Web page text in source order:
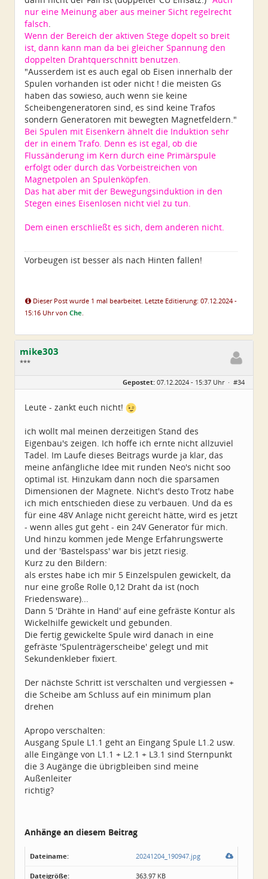
nur eine Meinung aber aus meiner Sicht regelrecht
falsch
Wenn der Bereich der aktiven Stege dopelt so breit
ist, dann kann man da bei gleicher Spannung den
doppelten Drahtquerschnitt benutzen.
"Ausserdem ist es auch egal ob Eisen innerhalb der
Spulen vorhanden ist oder nicht ! die meisten Gs
haben das sowieso, auch wenn sie keine
Scheibengeneratoren sind, es sind keine Trafos
sondern Generatoren mit bewegten Magnetfeldern."
Bei Spulen mit Eisenkern ähnelt die Induktion sehr
der in einem Trafo. Denn es ist egal, ob die
Flussänderung im Kern durch eine Primärspule
erfolgt oder durch das Vorbeistreichen von
Magnetpolen an Spulenköpfen.
Das hat aber mit der Bewegungsinduktion in den
Stegen eines Eisenlosen nicht viel zu tun.
Dem einen erschließt es sich, dem anderen nicht.
Vorbeugen ist besser als nach Hinten fallen!
Dieser Post wurde 1 mal bearbeitet. Letzte Editierung: 07.12.2024 -
15:16 Uhr von Che
mike303
***
Alter:
47
Dabei seit:
11 / 2024
Gepostet: 07.12.2024 - 15:37 Uhr · #34
Leute - zankt euch nicht!
ich wollt mal meinen derzeitigen Stand des
Eigenbau's zeigen. Ich hoffe ich ernte nicht allzuviel
Tadel. Im Laufe dieses Beitrags wurde ja klar, das
meine anfängliche Idee mit runden Neo's nicht soo
optimal ist. Hinzukam dann noch die sparsamen
Dimensionen der Magnete. Nicht's desto Trotz habe
ich mich entschieden diese zu verbauen. Und da es
für eine 48V Anlage nicht gereicht hätte, wird es jetzt
- wenn alles gut geht - ein 24V Generator für mich.
Und hinzu kommen jede Menge Erfahrungswerte
und der 'Bastelspass' war bis jetzt riesig.
Kurz zu den Bildern:
als erstes habe ich mir 5 Einzelspulen gewickelt, da
nur eine große Rolle 0,12 Draht da ist (noch
Friedensware)...
Dann 5 'Drähte in Hand' auf eine gefräste Kontur als
Wickelhilfe gewickelt und gebunden.
Die fertig gewickelte Spule wird danach in eine
gefräste 'Spulenträgerscheibe' gelegt und mit
Sekundenkleber fixiert.
Der nächste Schritt ist verschalten und vergiessen +
die Scheibe am Schluss auf ein minimum plan
drehen
Apropo verschalten:
Ausgang Spule L1.1 geht an Eingang Spule L1.2 usw.
alle Eingänge von L1.1 + L2.1 + L3.1 sind Sternpunkt
die 3 Augänge die übrigbleiben sind meine
Außenleiter
richtig?
Anhänge an diesem Beitrag
Dateiname: 20241204_190947.jpg
Dateigröße: 363.97 KB